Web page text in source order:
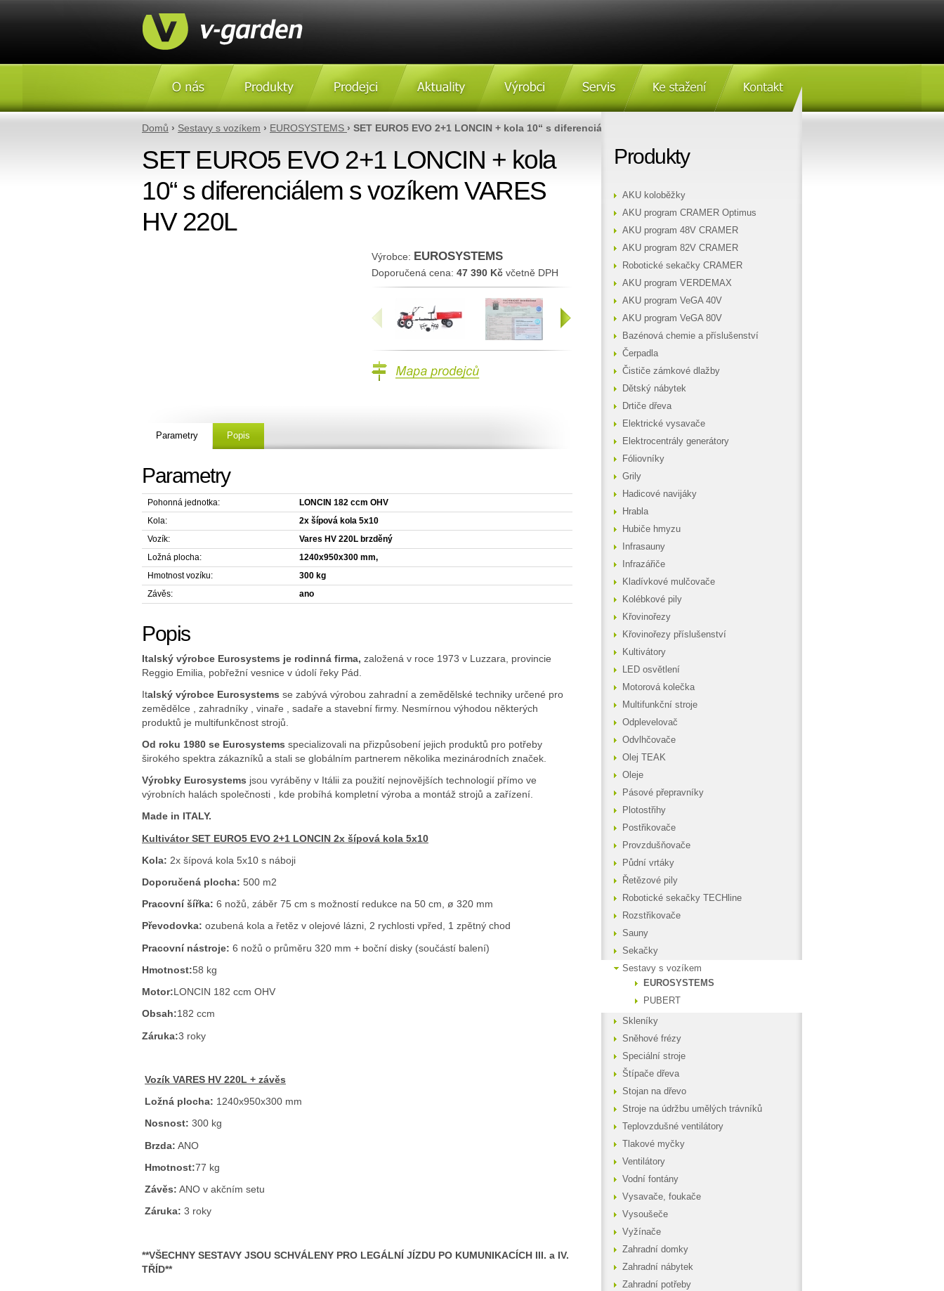
Domů › Sestavy s vozíkem › EUROSYSTEMS › SET EURO5 EVO 2+1 LONCIN + kola 10“ s diferenciálem s vozíkem VARES HV 220L
SET EURO5 EVO 2+1 LONCIN + kola
10“ s diferenciálem s vozíkem VARES
HV 220L
Výrobce: EUROSYSTEMS
Doporučená cena: 47 390 Kč včetně DPH
«
Mapa prodejců
Parametry Popis
Parametry
Pohonná jednotka:
LONCIN 182 ccm OHV
Kola:
2x šípová kola 5x10
Vozík:
Vares HV 220L brzděný
Ložná plocha:
1240x950x300 mm,
Hmotnost vozíku:
300 kg
Závěs:
ano
Popis
Italský výrobce Eurosystems je rodinná firma, založená v roce 1973 v Luzzara, provincie
Reggio Emilia, pobřežní vesnice v údolí řeky Pád.
Italský výrobce Eurosystems se zabývá výrobou zahradní a zemědělské techniky určené pro
zemědělce , zahradníky , vinaře , sadaře a stavební firmy. Nesmírnou výhodou některých
produktů je multifunkčnost strojů.
Od roku 1980 se Eurosystems specializovali na přizpůsobení jejich produktů pro potřeby
širokého spektra zákazníků a stali se globálním partnerem několika mezinárodních značek.
Výrobky Eurosystems jsou vyráběny v Itálii za použití nejnovějších technologií přímo ve
výrobních halách společnosti , kde probíhá kompletní výroba a montáž strojů a zařízení.
Made in ITALY.
KultivátorSET EURO5 EVO 2+1 LONCIN 2x šípová kola 5x10
Kola: 2x šípová kola 5x10 s náboji
Doporučená plocha: 500 m2
Pracovní šířka: 6 nožů, záběr 75 cm s možností redukce na 50 cm, ø 320 mm
Převodovka: ozubená kola a řetěz v olejové lázni, 2 rychlosti vpřed, 1 zpětný chod
Pracovní nástroje: 6 nožů o průměru 320 mm + boční disky (součástí balení)
Hmotnost:58 kg
Motor:LONCIN 182 ccm OHV
Obsah:182 ccm
Záruka:3 roky
Vozík VARES HV 220L + závěs
Ložná plocha: 1240x950x300 mm
Nosnost: 300 kg
Brzda: ANO
Hmotnost:77 kg
Závěs: ANO v akčním setu
Záruka: 3 roky
**VŠECHNY SESTAVY JSOU SCHVÁLENY PRO LEGÁLNÍ JÍZDU PO KUMUNIKACÍCH III. a IV.
TŘÍD**
Produkty
AKU koloběžky
AKU program CRAMER Optimus
AKU program 48V CRAMER
AKU program 82V CRAMER
Robotické sekačky CRAMER
AKU program VERDEMAX
AKU program VeGA 40V
AKU program VeGA 80V
Bazénová chemie a příslušenství
Čerpadla
Čističe zámkové dlažby
Dětský nábytek
Drtiče dřeva
Elektrické vysavače
Elektrocentrály generátory
Fóliovníky
Grily
Hadicové navijáky
Hrabla
Hubiče hmyzu
Infrasauny
Infrazářiče
Kladívkové mulčovače
Kolébkové pily
Křovinořezy
Křovinořezy příslušenství
Kultivátory
LED osvětlení
Motorová kolečka
Multifunkční stroje
Odplevelovač
Odvlhčovače
Olej TEAK
Oleje
Pásové přepravníky
Plotostřihy
Postřikovače
Provzdušňovače
Půdní vrtáky
Řetězové pily
Robotické sekačky TECHline
Rozstřikovače
Sauny
Sekačky
Sestavy s vozíkem
EUROSYSTEMS
PUBERT
Skleníky
Sněhové frézy
Speciální stroje
Štípače dřeva
Stojan na dřevo
Stroje na údržbu umělých trávníků
Teplovzdušné ventilátory
Tlakové myčky
Ventilátory
Vodní fontány
Vysavače, foukače
Vysoušeče
Vyžínače
Zahradní domky
Zahradní nábytek
Zahradní potřeby
O nás Produkty Prodejci Aktulity Výrobci Servis Ke stažení Kontakt